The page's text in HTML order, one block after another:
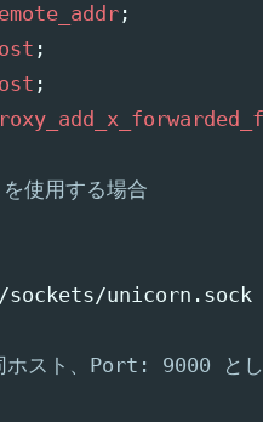
;
;
;
用する場合
sockets/unicorn.sock
スト、Port: 9000 とし